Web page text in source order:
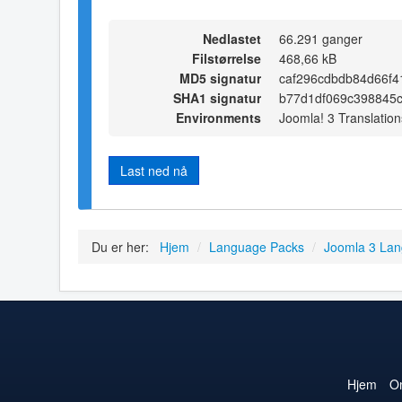
Nedlastet
66.291 ganger
Filstørrelse
468,66 kB
MD5 signatur
SHA1 signatur
Environments
Joomla! 3
Last ned nå
Du er her: Hjem / Language Packs / Joomla 3
Hjem